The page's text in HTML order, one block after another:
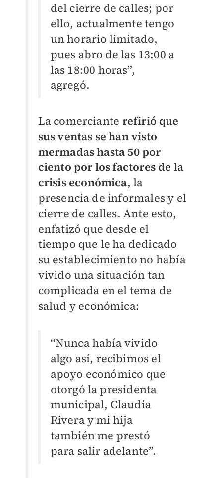
del cierre de calles; por
ello, actualmente tengo
un horario limitado,
pues abro de las 13:00 a
las 18:00 horas”,
agregó.
La comerciante refirió que
sus ventas se han visto
mermadas hasta 50 por
ciento por los factores de la
crisis económica, la
presencia de informales y el
cierre de calles. Ante esto,
enfatizó que desde el
tiempo que le ha dedicado
su establecimiento no había
vivido una situación tan
complicada en el tema de
salud y económica:
“Nunca había vivido
algo así, recibimos el
apoyo económico que
otorgó la presidenta
municipal, Claudia
Rivera y mi hija
también me prestó
para salir adelante”.